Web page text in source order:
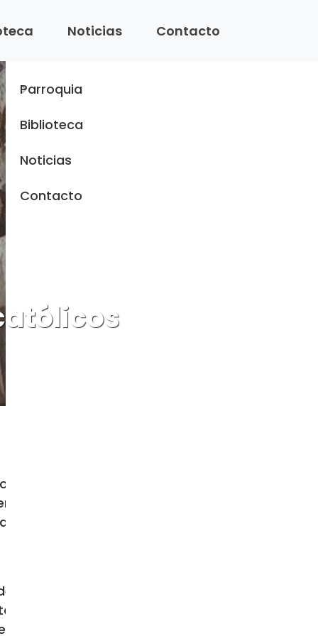
Noticias Contacto
y sacerdotes titulado: «La
presentes el Nuncio Pawłowski,
las Iglesias Orientales. Próxima
los Obispos Católicos Orientales
en Europa», por invitación de
Grecia, y de Monseñor Joseph
Parroquia
Biblioteca
Noticias
Contacto